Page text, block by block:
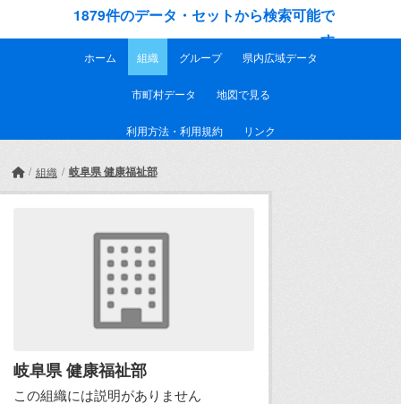
1879件のデータ・セットから検索可能で
す
ホーム 組織 グループ 県内広域データ
市町村データ 地図で見る
利用方法・利用規約 リンク
組織 岐阜県 健康福祉部
岐阜県 健康福祉部
この組織には説明がありません